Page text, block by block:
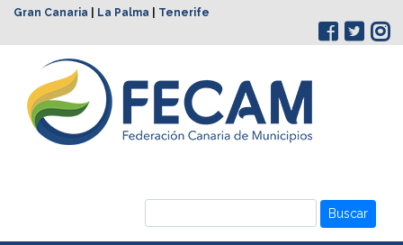
Gran Canaria La Palma Tenerife
Buscar